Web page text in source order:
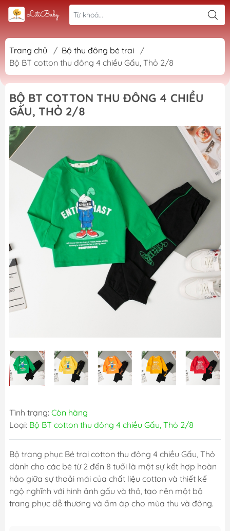
Trang chủ / Bộ thu đông bé trai
/
Bộ BT cotton thu đông 4 chiều Gấu, Thỏ 2/8
BỘ BT COTTON THU ĐÔNG 4 CHIỀU
GẤU, THỎ 2/8
Tình trạng: Còn hàng
Loại: Bộ BT cotton thu đông 4 chiều Gấu, Thỏ 2/8
Bộ trang phục Bé trai cotton thu đông 4 chiều Gấu, Thỏ
dành cho các bé từ 2 đến 8 tuổi là một sự kết hợp hoàn
hảo giữa sự thoải mái của chất liệu cotton và thiết kế
ngộ nghĩnh với hình ảnh gấu và thỏ, tạo nên một bộ
trang phục dễ thương và ấm áp cho mùa thu và đông.